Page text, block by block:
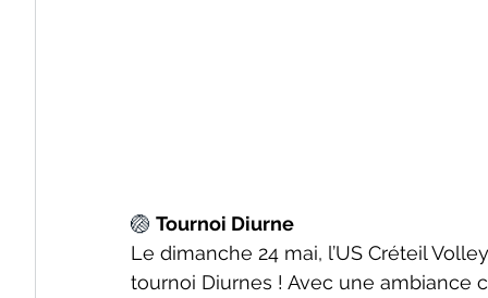
🏐 Tournoi Diurne
Le dimanche 24 mai, l’US Créteil
tournoi Diurnes ! Avec une